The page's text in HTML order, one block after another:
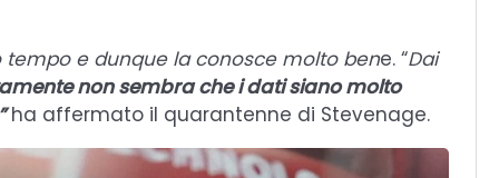
e dunque la conosce molto bene. “Dai
non sembra che i dati siano molto
ha affermato il quarantenne di Stevenage.